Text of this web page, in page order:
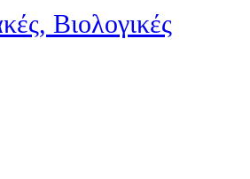
Βιολογικές